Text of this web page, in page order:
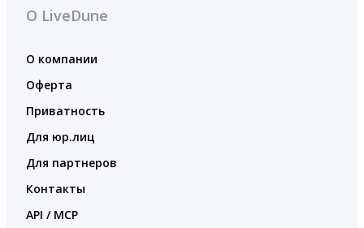
О LiveDune
О компании
Оферта
Приватность
Для юр.лиц
Для партнеров
Контакты
API / MCP